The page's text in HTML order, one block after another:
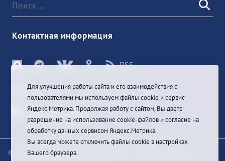
Контактная информация
Войти
© При цитировании информации с сайта ссылка на
Для улучшения работы сайта и его взаимодействия с
пользователями мы используем файлы cookie и сервис
Яндекс.Метрика. Продолжая работу с сайтом, Вы даете
разрешение на использование cookie-файлов и согласие на
обработку данных сервисом Яндекс.Метрика.
Вы всегда можете отключить файлы cookie в настройках
Вашего браузера.